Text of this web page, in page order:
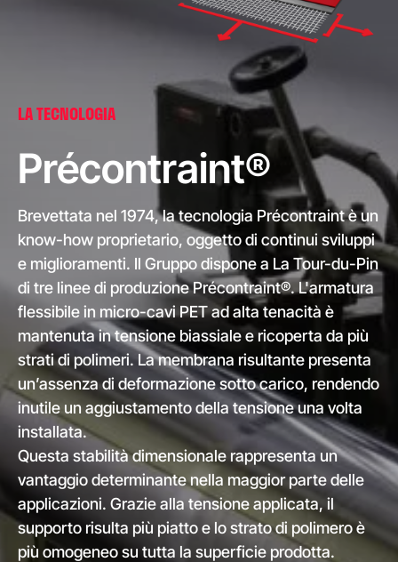
LA TECNOLOGIA
Précontraint®
Brevettata nel 1974, la tecnologia Précontraint è un
know-how proprietario, oggetto di continui sviluppi
e miglioramenti. Il Gruppo dispone a La Tour-du-Pin
di tre linee di produzione Précontraint®. L'armatura
flessibile in micro-cavi PET ad alta tenacità è
mantenuta in tensione biassiale e ricoperta da più
strati di polimeri. La membrana risultante presenta
un’assenza di deformazione sotto carico, rendendo
inutile un aggiustamento della tensione una volta
installata.
Questa stabilità dimensionale rappresenta un
vantaggio determinante nella maggior parte delle
applicazioni. Grazie alla tensione applicata, il
supporto risulta più piatto e lo strato di polimero è
più omogeneo su tutta la superficie prodotta.